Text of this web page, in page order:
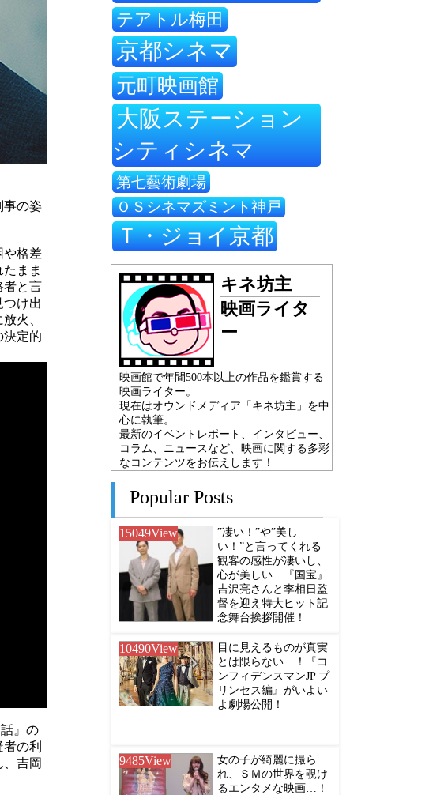
事の姿
や格差
まま
者と言
け出
火、
決定的
』の
の利
吉岡
テアトル梅田
京都シネマ
元町映画館
大阪ステーション
シティシネマ
第七藝術劇場
ＯＳシネマズミント神戸
Ｔ・ジョイ京都
キネ坊主
映画ライタ
ー
映画館で年間500本以上の作品を鑑賞する
映画ライター。
現在はオウンドメディア「キネ坊主」を中
心に執筆。
最新のイベントレポート、インタビュー、
コラム、ニュースなど、映画に関する多彩
なコンテンツをお伝えします！
Popular Posts
15049View
”凄い！”や”美し
い！”と言ってくれる
観客の感性が凄いし、
心が美しい…『国宝』
吉沢亮さんと李相日監
督を迎え特大ヒット記
念舞台挨拶開催！
10490View
目に見えるものが真実
とは限らない…！『コ
ンフィデンスマンJP プ
リンセス編』がいよい
よ劇場公開！
9485View
女の子が綺麗に撮ら
れ、ＳＭの世界を覗け
るエンタメな映画…！